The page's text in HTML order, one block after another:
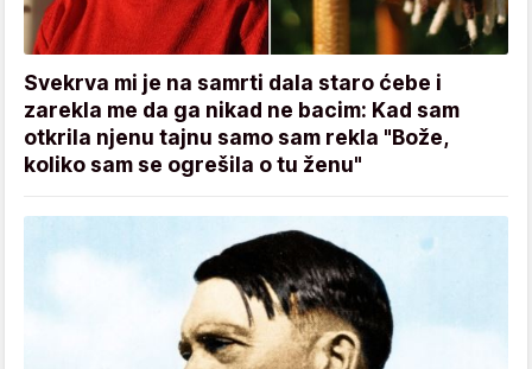
Svekrva mi je na samrti dala staro ćebe i
zarekla me da ga nikad ne bacim: Kad sam
otkrila njenu tajnu samo sam rekla "Bože,
koliko sam se ogrešila o tu ženu"